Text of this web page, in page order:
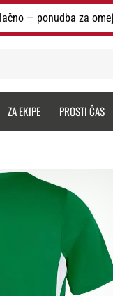
— ponudba za
ZA EKIPE PROSTI ČAS